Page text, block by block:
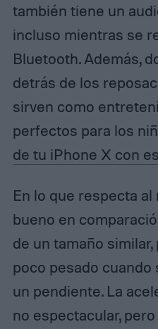
también tiene un
incluso mientras se
Bluetooth. Además,
detrás de los
sirven como
perfectos para los
de tu iPhone X con
En lo que respecta
bueno en
de un tamaño
poco pesado
un pendiente. La
no espectacular,